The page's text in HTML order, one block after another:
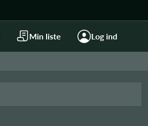
Min liste Log ind